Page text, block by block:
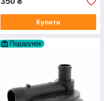
Купити
Подарунок